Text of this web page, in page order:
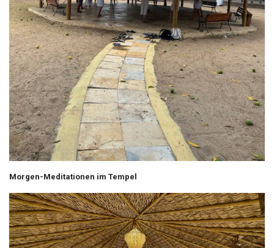
Morgen-Meditationen im Tempel